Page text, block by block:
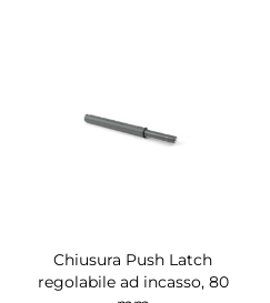
Chiusura Push Latch
regolabile ad incasso, 80